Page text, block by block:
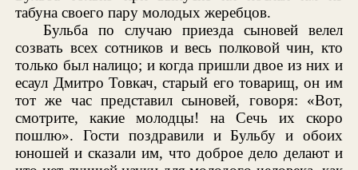
табуна своего пару молодых жеребцов.
Бульба по случаю приезда сыновей велел
созвать всех сотников и весь полковой чин, кто
только был налицо; и когда пришли двое из них и
есаул Дмитро Товкач, старый его товарищ, он им
тот же час представил сыновей, говоря: «Вот,
смотрите, какие молодцы! на Сечь их скоро
пошлю». Гости поздравили и Бульбу и обоих
юношей и сказали им, что доброе дело делают и